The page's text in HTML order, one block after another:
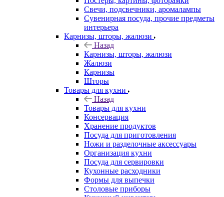
Свечи, подсвечники, аромалампы
Сувенирная посуда, прочие предметы
интерьера
Карнизы, шторы, жалюзи
Назад
Карнизы, шторы, жалюзи
Жалюзи
Карнизы
Шторы
Товары для кухни
Назад
Товары для кухни
Консервация
Хранение продуктов
Посуда для приготовления
Ножи и разделочные аксессуары
Организация кухни
Посуда для сервировки
Кухонные расходники
Формы для выпечки
Столовые приборы